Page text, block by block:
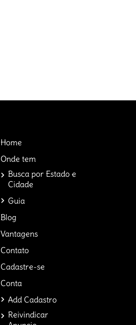
Home
Onde tem
Busca por Estado e
Cidade
Guia
Blog
Vantagens
Contato
Cadastre-se
Conta
Add Cadastro
Reivindicar